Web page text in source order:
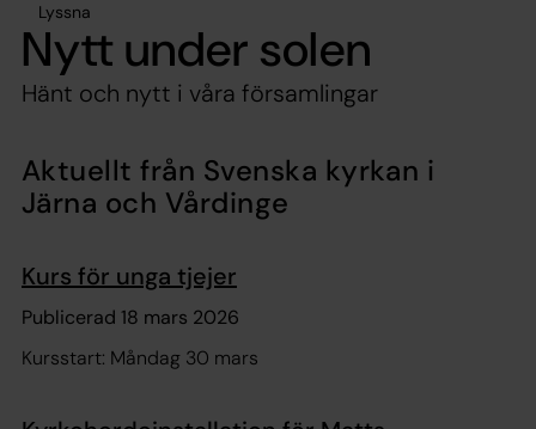
Lyssna
Nytt under solen
Hänt och nytt i våra församlingar
Aktuellt från Svenska kyrkan i
Järna och Vårdinge
Kurs för unga tjejer
Publicerad 18 mars 2026
Kursstart: Måndag 30 mars